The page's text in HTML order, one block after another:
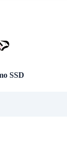
SSD